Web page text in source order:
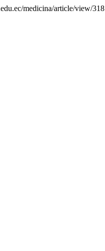
medicina/article/view/318